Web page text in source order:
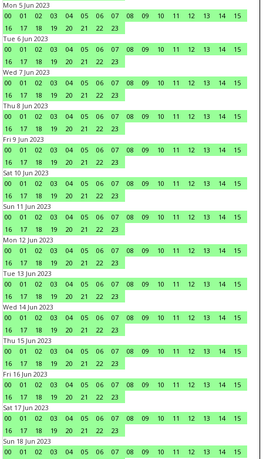
Mon 5 Jun 2023
00
01 02 03 04 05 06 07 08 09 10 11 12 13 14
15
16
17 18 19 20 21 22
23
Tue 6 Jun 2023
00
01 02 03 04 05 06 07 08 09 10 11 12 13 14
15
16
17 18 19 20 21 22
23
Wed 7 Jun 2023
00
01 02 03 04 05 06 07 08 09 10 11 12 13 14
15
16
17 18 19 20 21 22
23
Thu 8 Jun 2023
00
01 02 03 04 05 06 07 08 09 10 11 12 13 14
15
16
17 18 19 20 21 22
23
Fri 9 Jun 2023
00
01 02 03 04 05 06 07 08 09 10 11 12 13 14
15
16
17 18 19 20 21 22
23
Sat 10 Jun 2023
00
01 02 03 04 05 06 07 08 09 10 11 12 13 14
15
16
17 18 19 20 21 22
23
Sun 11 Jun 2023
00
01 02 03 04 05 06 07 08 09 10 11 12 13 14
15
16
17 18 19 20 21 22
23
Mon 12 Jun 2023
00
01 02 03 04 05 06 07 08 09 10 11 12 13 14
15
16
17 18 19 20 21 22
23
Tue 13 Jun 2023
00
01 02 03 04 05 06 07 08 09 10 11 12 13 14
15
16
17 18 19 20 21 22
23
Wed 14 Jun 2023
00
01 02 03 04 05 06 07 08 09 10 11 12 13 14
15
16
17 18 19 20 21 22
23
Thu 15 Jun 2023
00
01 02 03 04 05 06 07 08 09 10 11 12 13 14
15
16
17 18 19 20 21 22
23
Fri 16 Jun 2023
00
01 02 03 04 05 06 07 08 09 10 11 12 13 14
15
16
17 18 19 20 21 22
23
Sat 17 Jun 2023
00
01 02 03 04 05 06 07 08 09 10 11 12 13 14
15
16
17 18 19 20 21 22
23
Sun 18 Jun 2023
00
01 02 03 04 05 06 07 08 09 10 11 12 13 14
15